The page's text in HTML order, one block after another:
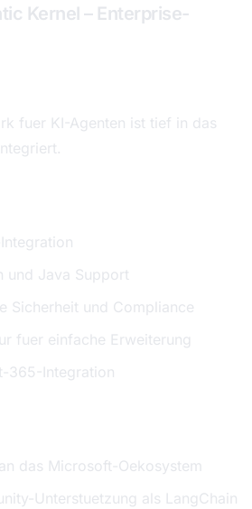
Kernel – Enterprise-
fuer KI-Agenten ist tief in das
und Java Support
Sicherheit und Compliance
fuer einfache Erweiterung
365-Integration
das Microsoft-Oekosystem
Unterstuetzung als LangChain